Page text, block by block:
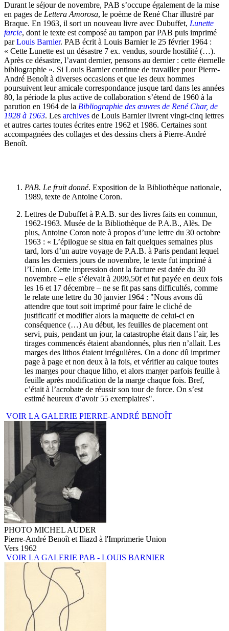
Durant le séjour de novembre, PAB s’occupe également de la mise
en pages de Lettera Amorosa, le poème de René Char illustré par
Braque. En 1963, il sort un nouveau livre avec Dubuffet, Lunette
farcie, dont le texte est composé au tampon par PAB puis imprimé
parLouis Barnier. PAB écrit à Louis Barnier le 25 février 1964 :
« Cette Lunette est un désastre 7 ex. vendus, sourde hostilité (…).
Après ce désastre, l’avant dernier, pensons au dernier : cette éternelle
bibliographie ». Si Louis Barnier continue de travailler pour Pierre-
André Benoît à diverses occasions et que les deux hommes
poursuivent leur amicale correspondance jusque tard dans les années
80, la période la plus active de collaboration s’étend de 1960 à la
parution en 1964 de la Bibliographie des œuvres de René Char, de
1928 à 1963. Les archives de Louis Barnier livrent vingt-cinq lettres
et autres cartes toutes écrites entre 1962 et 1986. Certaines sont
accompagnées des collages et des dessins chers à Pierre-André
Benoît.
PAB. Le fruit donné. Exposition de la Bibliothèque nationale,
1989, texte de Antoine Coron.
Lettres de Dubuffet à P.A.B. sur des livres faits en commun,
1962-1963. Musée de la Bibliothèque de P.A.B., Alès. De
plus, Antoine Coron note à propos d’une lettre du 30 octobre
1963 : « L’épilogue se situa en fait quelques semaines plus
tard, lors d’un autre voyage de P.A.B. à Paris pendant lequel
dans les derniers jours de novembre, le texte fut imprimé à
l’Union. Cette impression dont la facture est datée du 30
novembre – elle s’élevait à 2099,50f et fut payée en deux fois
les 16 et 17 décembre – ne se fit pas sans difficultés, comme
le relate une lettre du 30 janvier 1964 : "Nous avons dû
attendre que tout soit imprimé pour faire le cliché de
justificatif et modifier alors la maquette de celui-ci en
conséquence (…) Au début, les feuilles de placement ont
servi, puis, pendant un jour, la catastrophe était dans l’air, les
tirages commencés étaient abandonnés, plus rien n’allait. Les
marges des lithos étaient irrégulières. On a donc dû imprimer
page à page et non deux à la fois, et vérifier au calque toutes
les marges pour chaque litho, et alors marger parfois feuille à
feuille après modification de la marge chaque fois. Bref,
c’était à l’acrobate de réussir son tour de force. On s’est
estimé heureux d’avoir 55 exemplaires".
VOIR LA GALERIE PIERRE-ANDRÉ BENOÎT
PHOTO MICHEL AUDER
Pierre-André Benoît et Iliazd à l'Imprimerie Union
Vers 1962
VOIR LA GALERIE PAB - LOUIS BARNIER